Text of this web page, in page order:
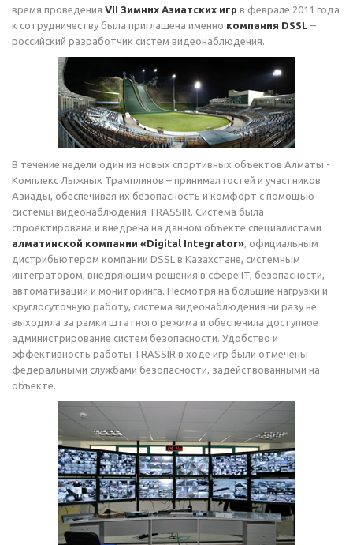
время проведения VII Зимних Азиатских игр в феврале 2011 года
к сотрудничеству была приглашена именно компания DSSL –
российский разработчик систем видеонаблюдения.
В течение недели один из новых спортивных объектов Алматы -
Комплекс Лыжных Трамплинов – принимал гостей и участников
Азиады, обеспечивая их безопасность и комфорт с помощью
системы видеонаблюдения TRASSIR. Система была
спроектирована и внедрена на данном объекте специалистами
алматинской компании «Digital Integrator», официальным
дистрибьютером компании DSSL в Казахстане, системным
интегратором, внедряющим решения в сфере IT, безопасности,
автоматизации и мониторинга. Несмотря на большие нагрузки и
круглосуточную работу, система видеонаблюдения ни разу не
выходила за рамки штатного режима и обеспечила доступное
администрирование систем безопасности. Удобство и
эффективность работы TRASSIR в ходе игр были отмечены
федеральными службами безопасности, задействованными на
объекте.